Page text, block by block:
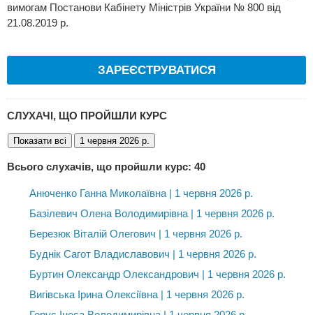
вимогам Постанови Кабінету Міністрів України № 800 від
21.08.2019 р.
ЗАРЕЄСТРУВАТИСЯ
СЛУХАЧІ, ЩО ПРОЙШЛИ КУРС
Показати всі 1 червня 2026 р.
Всього слухачів, що пройшли курс: 40
Анюченко Ганна Миколаївна | 1 червня 2026 р.
Базілевич Олена Володимирівна | 1 червня 2026 р.
Березюк Віталій Олегович | 1 червня 2026 р.
Буднік Сагот Владиславович | 1 червня 2026 р.
Буртин Олександр Олександрович | 1 червня 2026 р.
Вигівська Ірина Олексіївна | 1 червня 2026 р.